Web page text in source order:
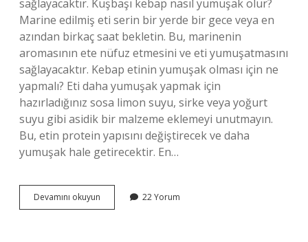
sağlayacaktır. Kuşbaşı kebap nasıl yumuşak olur?
Marine edilmiş eti serin bir yerde bir gece veya en
azından birkaç saat bekletin. Bu, marinenin
aromasının ete nüfuz etmesini ve eti yumuşatmasını
sağlayacaktır. Kebap etinin yumuşak olması için ne
yapmalı? Eti daha yumuşak yapmak için
hazırladığınız sosa limon suyu, sirke veya yoğurt
suyu gibi asidik bir malzeme eklemeyi unutmayın.
Bu, etin protein yapısını değiştirecek ve daha
yumuşak hale getirecektir. En…
Devamını okuyun
Kebap
22 Yorum